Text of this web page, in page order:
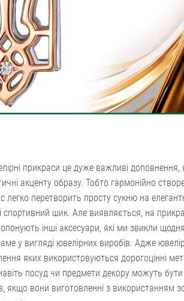
прикраси це дуже важливі доповнення,
акценту образу. Тобто гармонійно
легко перетворить просту сукню на
спортивний шик. Але виявляється, на
інші аксесуари, які ми звикли
у вигляді ювелірних виробів. Адже
яких використовуються дорогоцінні
посуд чи предмети декору можуть
якщо вони виготовленні з використанням